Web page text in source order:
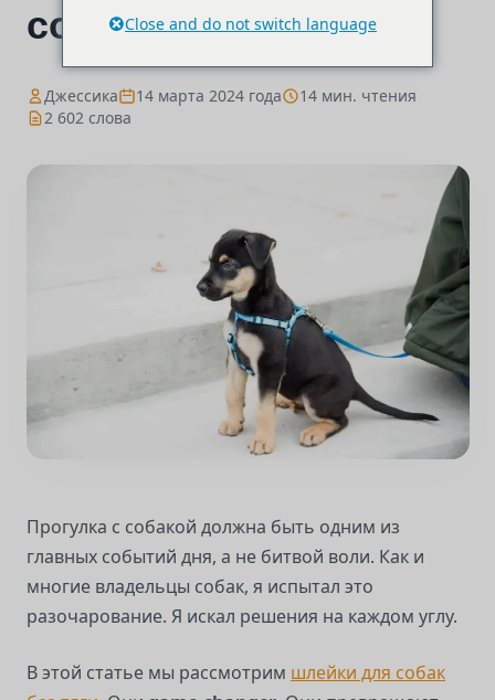
собак без тяги
Джессика 14 марта 2024 года
14 мин. чтения
2 602 слова
Прогулка с собакой должна быть одним из
главных событий дня, а не битвой воли. Как и
многие владельцы собак, я испытал это
разочарование. Я искал решения на каждом углу.
В этой статье мы рассмотрим шлейки для собак
Close and do not switch language